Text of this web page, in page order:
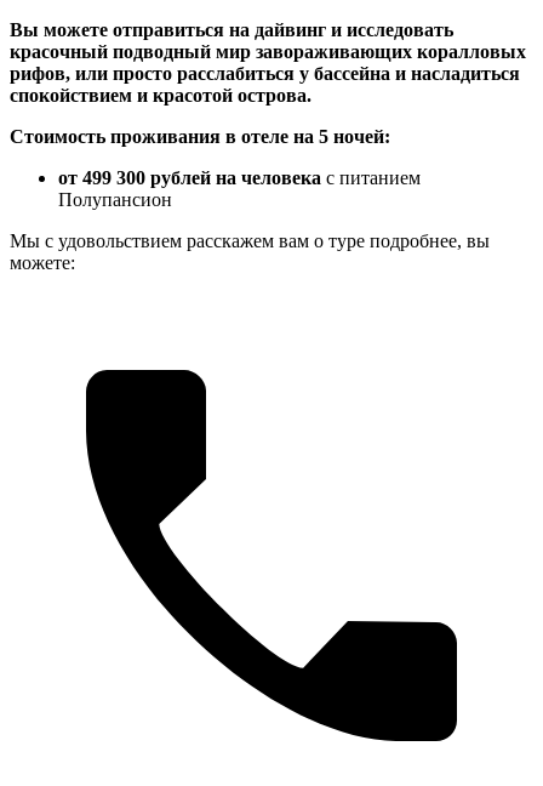
Вы можете отправиться на дайвинг и исследовать
красочный подводный мир завораживающих коралловых
рифов, или просто расслабиться у бассейна и насладиться
спокойствием и красотой острова.
Стоимость проживания в отеле на 5 ночей:
от 499 300 рублей на человека с питанием
Полупансион
Мы с удовольствием расскажем вам о туре подробнее, вы
можете: